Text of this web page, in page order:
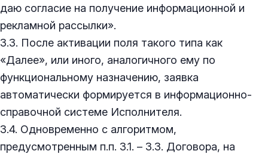
даю согласие на получение информационной и
рекламной рассылки».
3.3. После активации поля такого типа как
«Далее», или иного, аналогичного ему по
функциональному назначению, заявка
автоматически формируется в информационно-
справочной системе Исполнителя.
3.4. Одновременно с алгоритмом,
предусмотренным п.п. 3.1. – 3.3. Договора, на